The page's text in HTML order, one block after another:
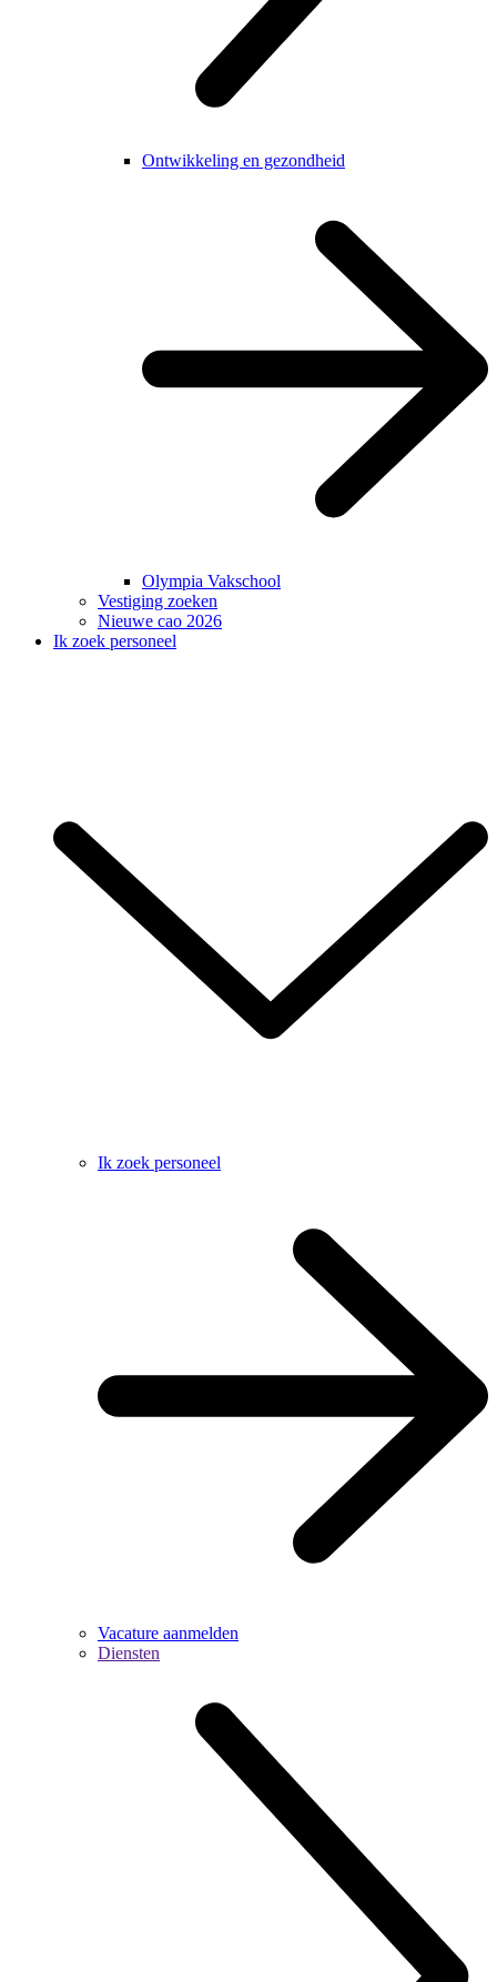
Ontwikkeling en gezondheid
Olympia Vakschool
Vestiging zoeken
Nieuwe cao 2026
Ik zoek personeel
Ik zoek personeel
Vacature aanmelden
Diensten